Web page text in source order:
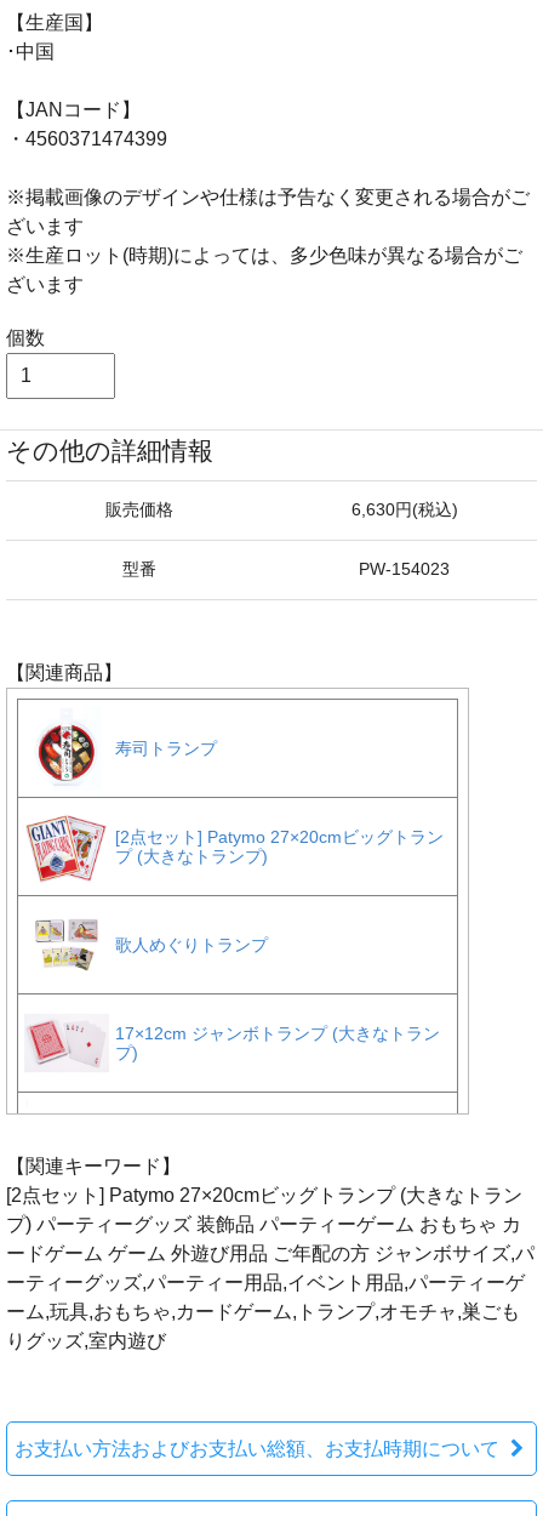
【生産国】
･中国
【JANコード】
・4560371474399
※掲載画像のデザインや仕様は予告なく変更される場合がご
ざいます
※生産ロット(時期)によっては、多少色味が異なる場合がご
ざいます
個数
その他の詳細情報
販売価格 6,630円(税込)
型番 PW-154023
【関連商品】
【関連キーワード】
[2点セット] Patymo 27×20cmビッグトランプ (大きなトラン
プ) パーティーグッズ 装飾品 パーティーゲーム おもちゃ カ
ードゲーム ゲーム 外遊び用品 ご年配の方 ジャンボサイズ,パ
ーティーグッズ,パーティー用品,イベント用品,パーティーゲ
ーム,玩具,おもちゃ,カードゲーム,トランプ,オモチャ,巣ごも
りグッズ,室内遊び
お支払い方法およびお支払い総額、お支払時期について